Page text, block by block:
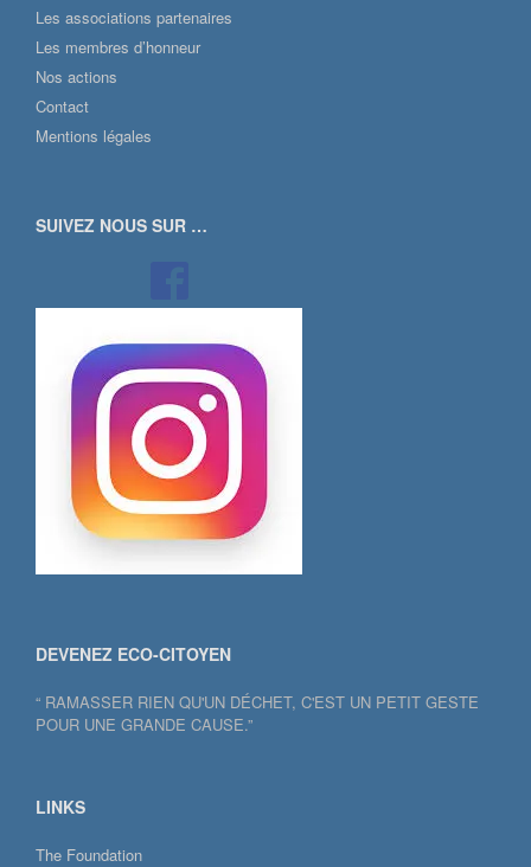
Les associations partenaires
Les membres d’honneur
Nos actions
Contact
Mentions légales
SUIVEZ NOUS SUR …
DEVENEZ ECO-CITOYEN
“ RAMASSER RIEN QU'UN DÉCHET, C'EST UN PETIT GESTE
POUR UNE GRANDE CAUSE.”
LINKS
The Foundation